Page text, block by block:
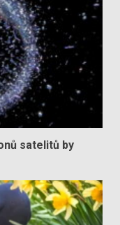
satelitů by